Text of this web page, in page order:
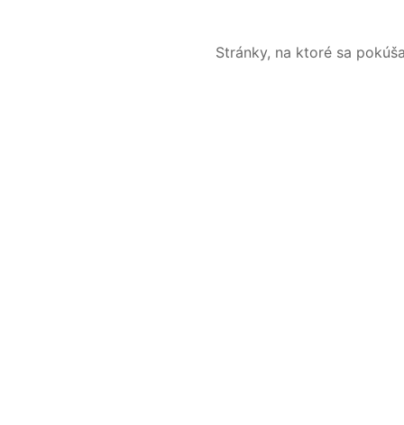
Stránky, na ktoré sa